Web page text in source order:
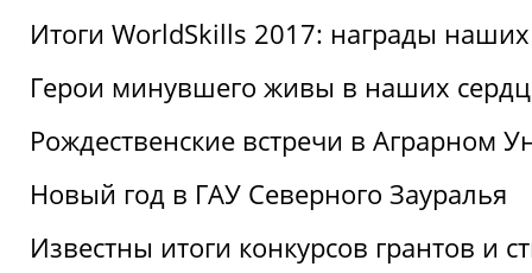
Итоги WorldSkills 2017: награды наших
Герои минувшего живы в наших
Рождественские встречи в Аграрном
Новый год в ГАУ Северного Зауралья
Известны итоги конкурсов грантов и